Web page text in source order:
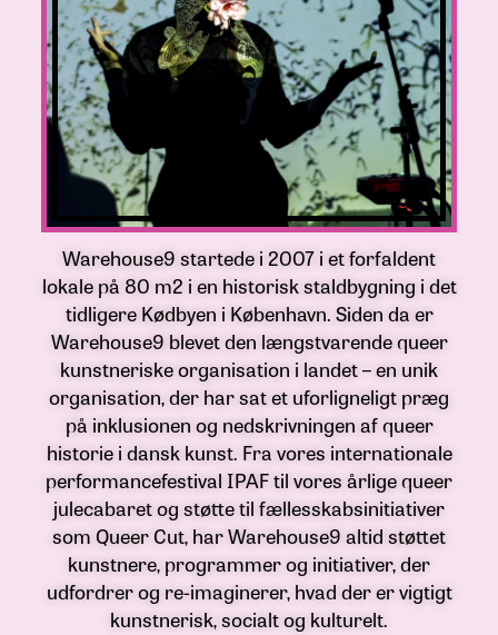
Warehouse9 startede i 2007 i et forfaldent
lokale på 80 m2 i en historisk staldbygning i det
tidligere Kødbyen i København. Siden da er
Warehouse9 blevet den længstvarende queer
kunstneriske organisation i landet – en unik
organisation, der har sat et uforligneligt præg
på inklusionen og nedskrivningen af queer
historie i dansk kunst. Fra vores internationale
performancefestival IPAF til vores årlige queer
julecabaret og støtte til fællesskabsinitiativer
som Queer Cut, har Warehouse9 altid støttet
kunstnere, programmer og initiativer, der
udfordrer og re-imaginerer, hvad der er vigtigt
kunstnerisk, socialt og kulturelt.